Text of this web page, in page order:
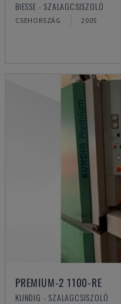
BIESSE - SZALAGCSISZOLÓ
CSEHORSZÁG 2005
PREMIUM-2 1100-RE
KUNDIG - SZALAGCSISZOLÓ